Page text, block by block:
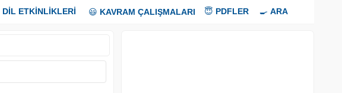
DİL ETKİNLİKLERİ 😃 KAVRAM ÇALIŞMALARI 😇 PDFLER 🍳 ARA